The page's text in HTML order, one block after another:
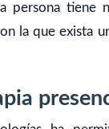
persona tiene
la que exista